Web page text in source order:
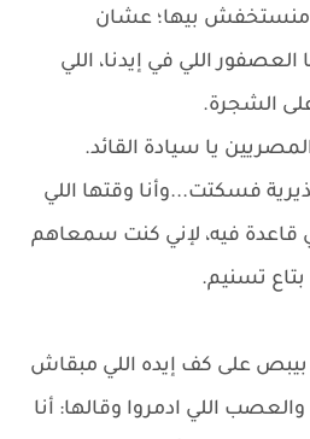
بيها؛ عشان
اللي في إيدنا، اللي
الشجرة.
يا سيادة القائد.
فسكتت...وأنا وقتها اللي
قاعدة فيه، لإني كنت سمعاهم
تسنيم.
على كف إيده اللي مبقاش
اللي ادمروا وقالها: أنا